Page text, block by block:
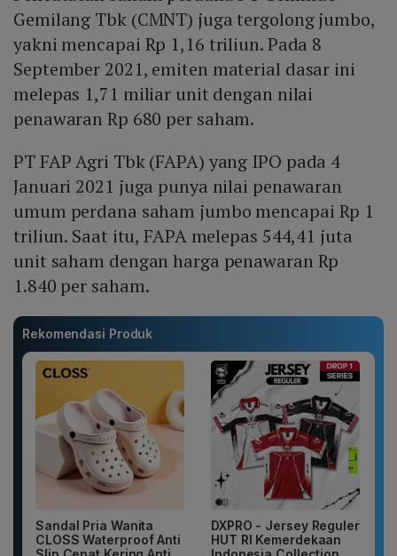
Gemilang Tbk (CMNT) juga tergolong jumbo,
yakni mencapai Rp 1,16 triliun. Pada 8
September 2021, emiten material dasar ini
melepas 1,71 miliar unit dengan nilai
penawaran Rp 680 per saham.
PT FAP Agri Tbk (FAPA) yang IPO pada 4
Januari 2021 juga punya nilai penawaran
umum perdana saham jumbo mencapai Rp 1
triliun. Saat itu, FAPA melepas 544,41 juta
unit saham dengan harga penawaran Rp
1.840 per saham.
Rekomendasi Produk
Sandal Pria Wanita
CLOSS Waterproof Anti
DXPRO - Jersey Reguler
HUT RI Kemerdekaan